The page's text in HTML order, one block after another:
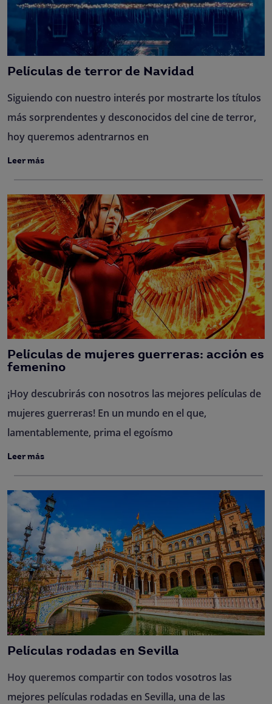
Películas de terror de Navidad
Siguiendo con nuestro interés por mostrarte los títulos
más sorprendentes y desconocidos del cine de terror,
hoy queremos adentrarnos en
Leer más
Películas de mujeres guerreras: acción es
femenino
¡Hoy descubrirás con nosotros las mejores películas de
mujeres guerreras! En un mundo en el que,
lamentablemente, prima el egoísmo
Leer más
Películas rodadas en Sevilla
Hoy queremos compartir con todos vosotros las
mejores películas rodadas en Sevilla, una de las